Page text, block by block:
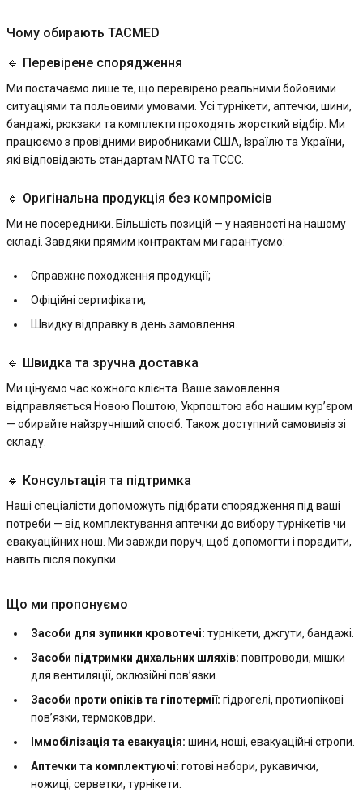
Чому обирають TACMED
🔹 Перевірене спорядження
Ми постачаємо лише те, що перевірено реальними бойовими
ситуаціями та польовими умовами. Усі турнікети, аптечки, шини,
бандажі, рюкзаки та комплекти проходять жорсткий відбір. Ми
працюємо з провідними виробниками США, Ізраїлю та України,
які відповідають стандартам NATO та TCCC.
🔹 Оригінальна продукція без компромісів
Ми не посередники. Більшість позицій — у наявності на нашому
складі. Завдяки прямим контрактам ми гарантуємо:
Справжнє походження продукції;
Офіційні сертифікати;
Швидку відправку в день замовлення.
🔹 Швидка та зручна доставка
Ми цінуємо час кожного клієнта. Ваше замовлення
відправляється Новою Поштою, Укрпоштою або нашим кур’єром
— обирайте найзручніший спосіб. Також доступний самовивіз зі
складу.
🔹 Консультація та підтримка
Наші спеціалісти допоможуть підібрати спорядження під ваші
потреби — від комплектування аптечки до вибору турнікетів чи
евакуаційних нош. Ми завжди поруч, щоб допомогти і порадити,
навіть після покупки.
Що ми пропонуємо
Засоби для зупинки кровотечі: турнікети, джгути, бандажі.
Засоби підтримки дихальних шляхів: повітроводи, мішки
для вентиляції, оклюзійні пов’язки.
Засоби проти опіків та гіпотермії: гідрогелі, протиопікові
пов’язки, термоковдри.
Іммобілізація та евакуація: шини, ноші, евакуаційні стропи.
Аптечки та комплектуючі: готові набори, рукавички,
ножиці, серветки, турнікети.